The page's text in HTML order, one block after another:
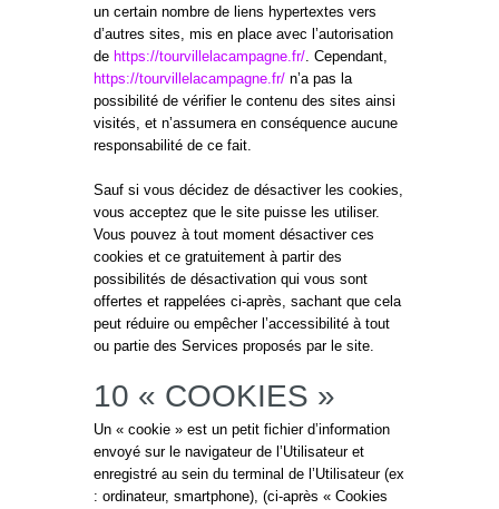
un certain nombre de liens hypertextes vers
d’autres sites, mis en place avec l’autorisation
de https://tourvillelacampagne.fr/. Cependant,
https://tourvillelacampagne.fr/ n’a pas la
possibilité de vérifier le contenu des sites ainsi
visités, et n’assumera en conséquence aucune
responsabilité de ce fait.
Sauf si vous décidez de désactiver les cookies,
vous acceptez que le site puisse les utiliser.
Vous pouvez à tout moment désactiver ces
cookies et ce gratuitement à partir des
possibilités de désactivation qui vous sont
offertes et rappelées ci-après, sachant que cela
peut réduire ou empêcher l’accessibilité à tout
ou partie des Services proposés par le site.
10 « COOKIES »
Un « cookie » est un petit fichier d’information
envoyé sur le navigateur de l’Utilisateur et
enregistré au sein du terminal de l’Utilisateur (ex
: ordinateur, smartphone), (ci-après « Cookies